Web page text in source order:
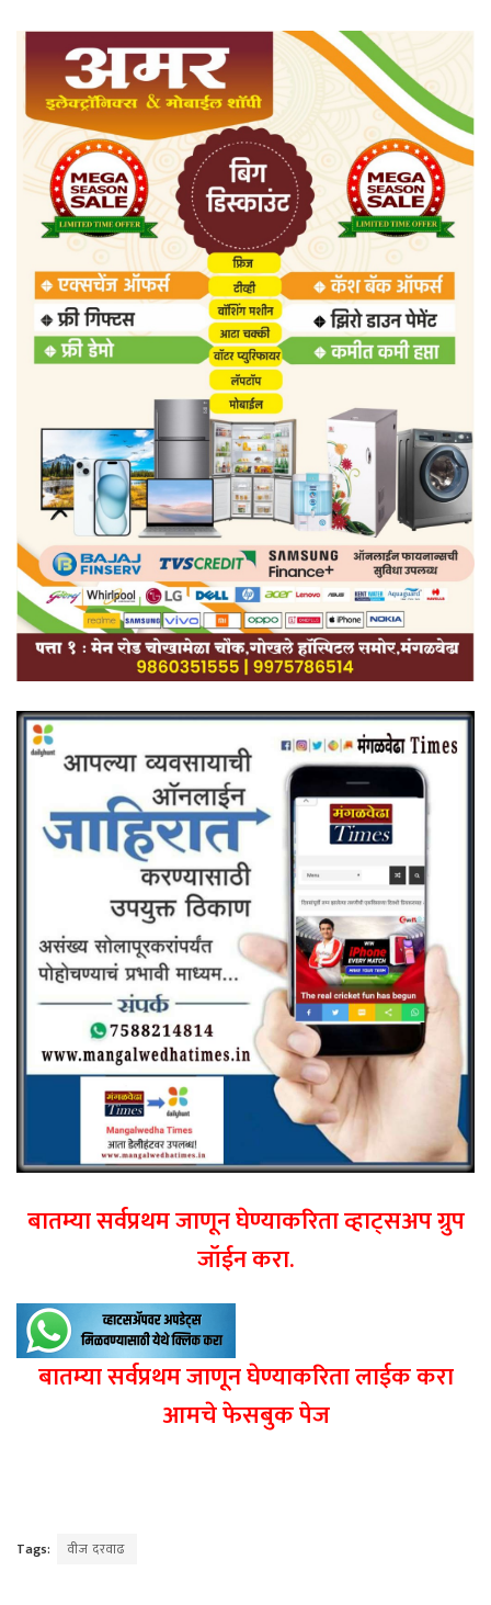
बातम्या सर्वप्रथम जाणून घेण्याकरिता व्हाट्सअप ग्रुप
जॉईन करा.
बातम्या सर्वप्रथम जाणून घेण्याकरिता लाईक करा
आमचे फेसबुक पेज
Tags: वीज दरवाढ